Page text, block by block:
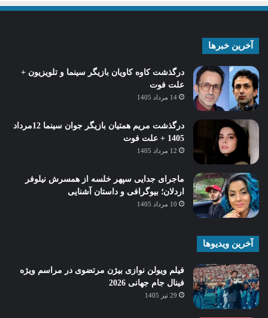
آخرین خبرها
درگذشت کاوه کاویان بازیگر سینما و تلویزیون +
علت فوت
14 مرداد 1405
درگذشت مریم همتیان بازیگر جوان سینما 12مرداد
1405 + علت فوت
12 مرداد 1405
ماجرای جدایی سپهر خلسه از همسرش نیلوفر
اردلان؛ بیوگرافی و داستان آشنایی
10 مرداد 1405
آخرین ویدیوها
فیلم ویولن نوازی بیژن مرتضوی در مراسم ویژه
فینال جام جهانی 2026
29 تیر 1405